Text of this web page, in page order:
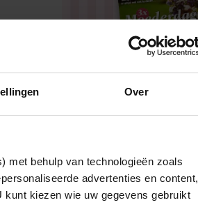
Over
met behulp van technologieën zoals
advertenties en content,
kunt kiezen wie uw gegevens gebruikt